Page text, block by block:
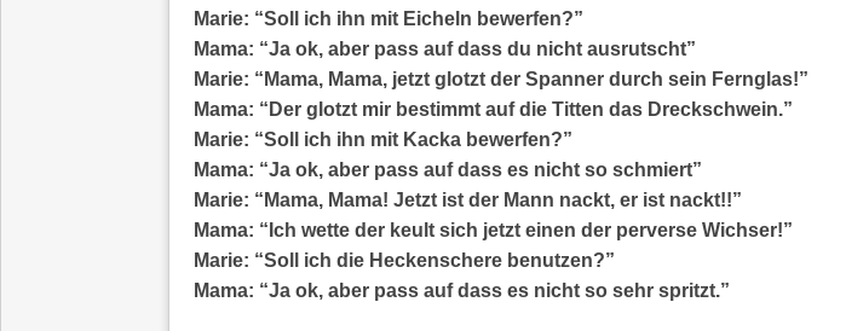
Marie: “Soll ich ihn mit Eicheln bewerfen?”
Mama: “Ja ok, aber pass auf dass du nicht ausrutscht”
Marie: “Mama, Mama, jetzt glotzt der Spanner durch sein Fernglas!”
Mama: “Der glotzt mir bestimmt auf die Titten das Dreckschwein.”
Marie: “Soll ich ihn mit Kacka bewerfen?”
Mama: “Ja ok, aber pass auf dass es nicht so schmiert”
Marie: “Mama, Mama! Jetzt ist der Mann nackt, er ist nackt!!”
Mama: “Ich wette der keult sich jetzt einen der perverse Wichser!”
Marie: “Soll ich die Heckenschere benutzen?”
Mama: “Ja ok, aber pass auf dass es nicht so sehr spritzt.”